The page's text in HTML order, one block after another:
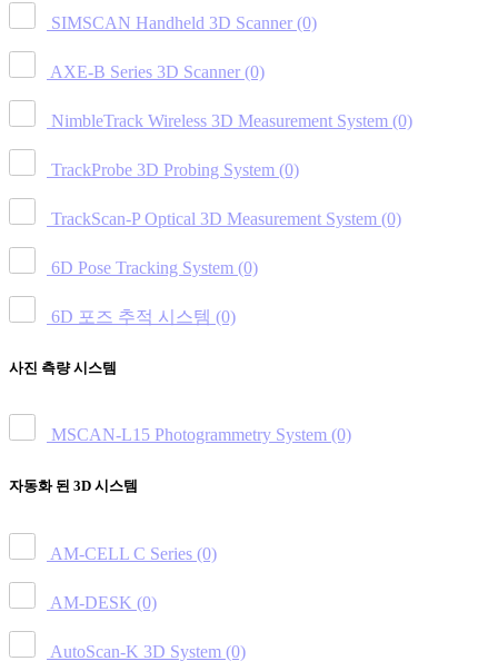
SIMSCAN Handheld 3D Scanner (0)
AXE-B Series 3D Scanner (0)
NimbleTrack Wireless 3D Measurement System (0)
TrackProbe 3D Probing System (0)
TrackScan-P Optical 3D Measurement System (0)
6D Pose Tracking System (0)
6D 포즈 추적 시스템 (0)
사진 측량 시스템
MSCAN-L15 Photogrammetry System (0)
자동화 된 3D 시스템
AM-CELL C Series (0)
AM-DESK (0)
AutoScan-K 3D System (0)